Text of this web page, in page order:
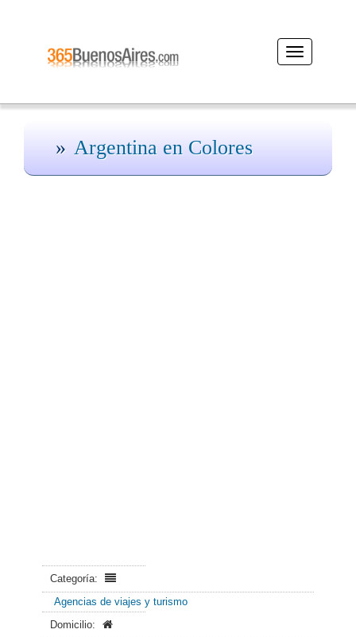
Desplegar
navegación
Argentina en Colores
Categoría:
Agencias de viajes y turismo
Domicilio: